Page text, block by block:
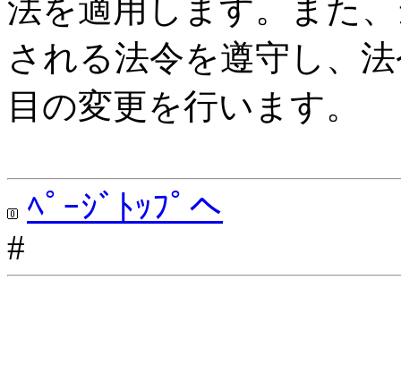
法を適用します。また
される法令を遵守し、
目の変更を行います。
ﾍﾟｰｼﾞﾄｯﾌﾟへ
#